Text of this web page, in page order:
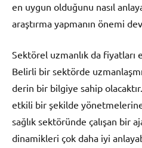
en uygun olduğunu nasıl
araştırma yapmanın önemi
Sektörel uzmanlık da fiyatları
Belirli bir sektörde
derin bir bilgiye sahip
etkili bir şekilde
sağlık sektöründe çalışan bir
dinamikleri çok daha iyi